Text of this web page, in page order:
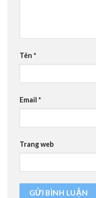
Tên *
Email *
Trang web